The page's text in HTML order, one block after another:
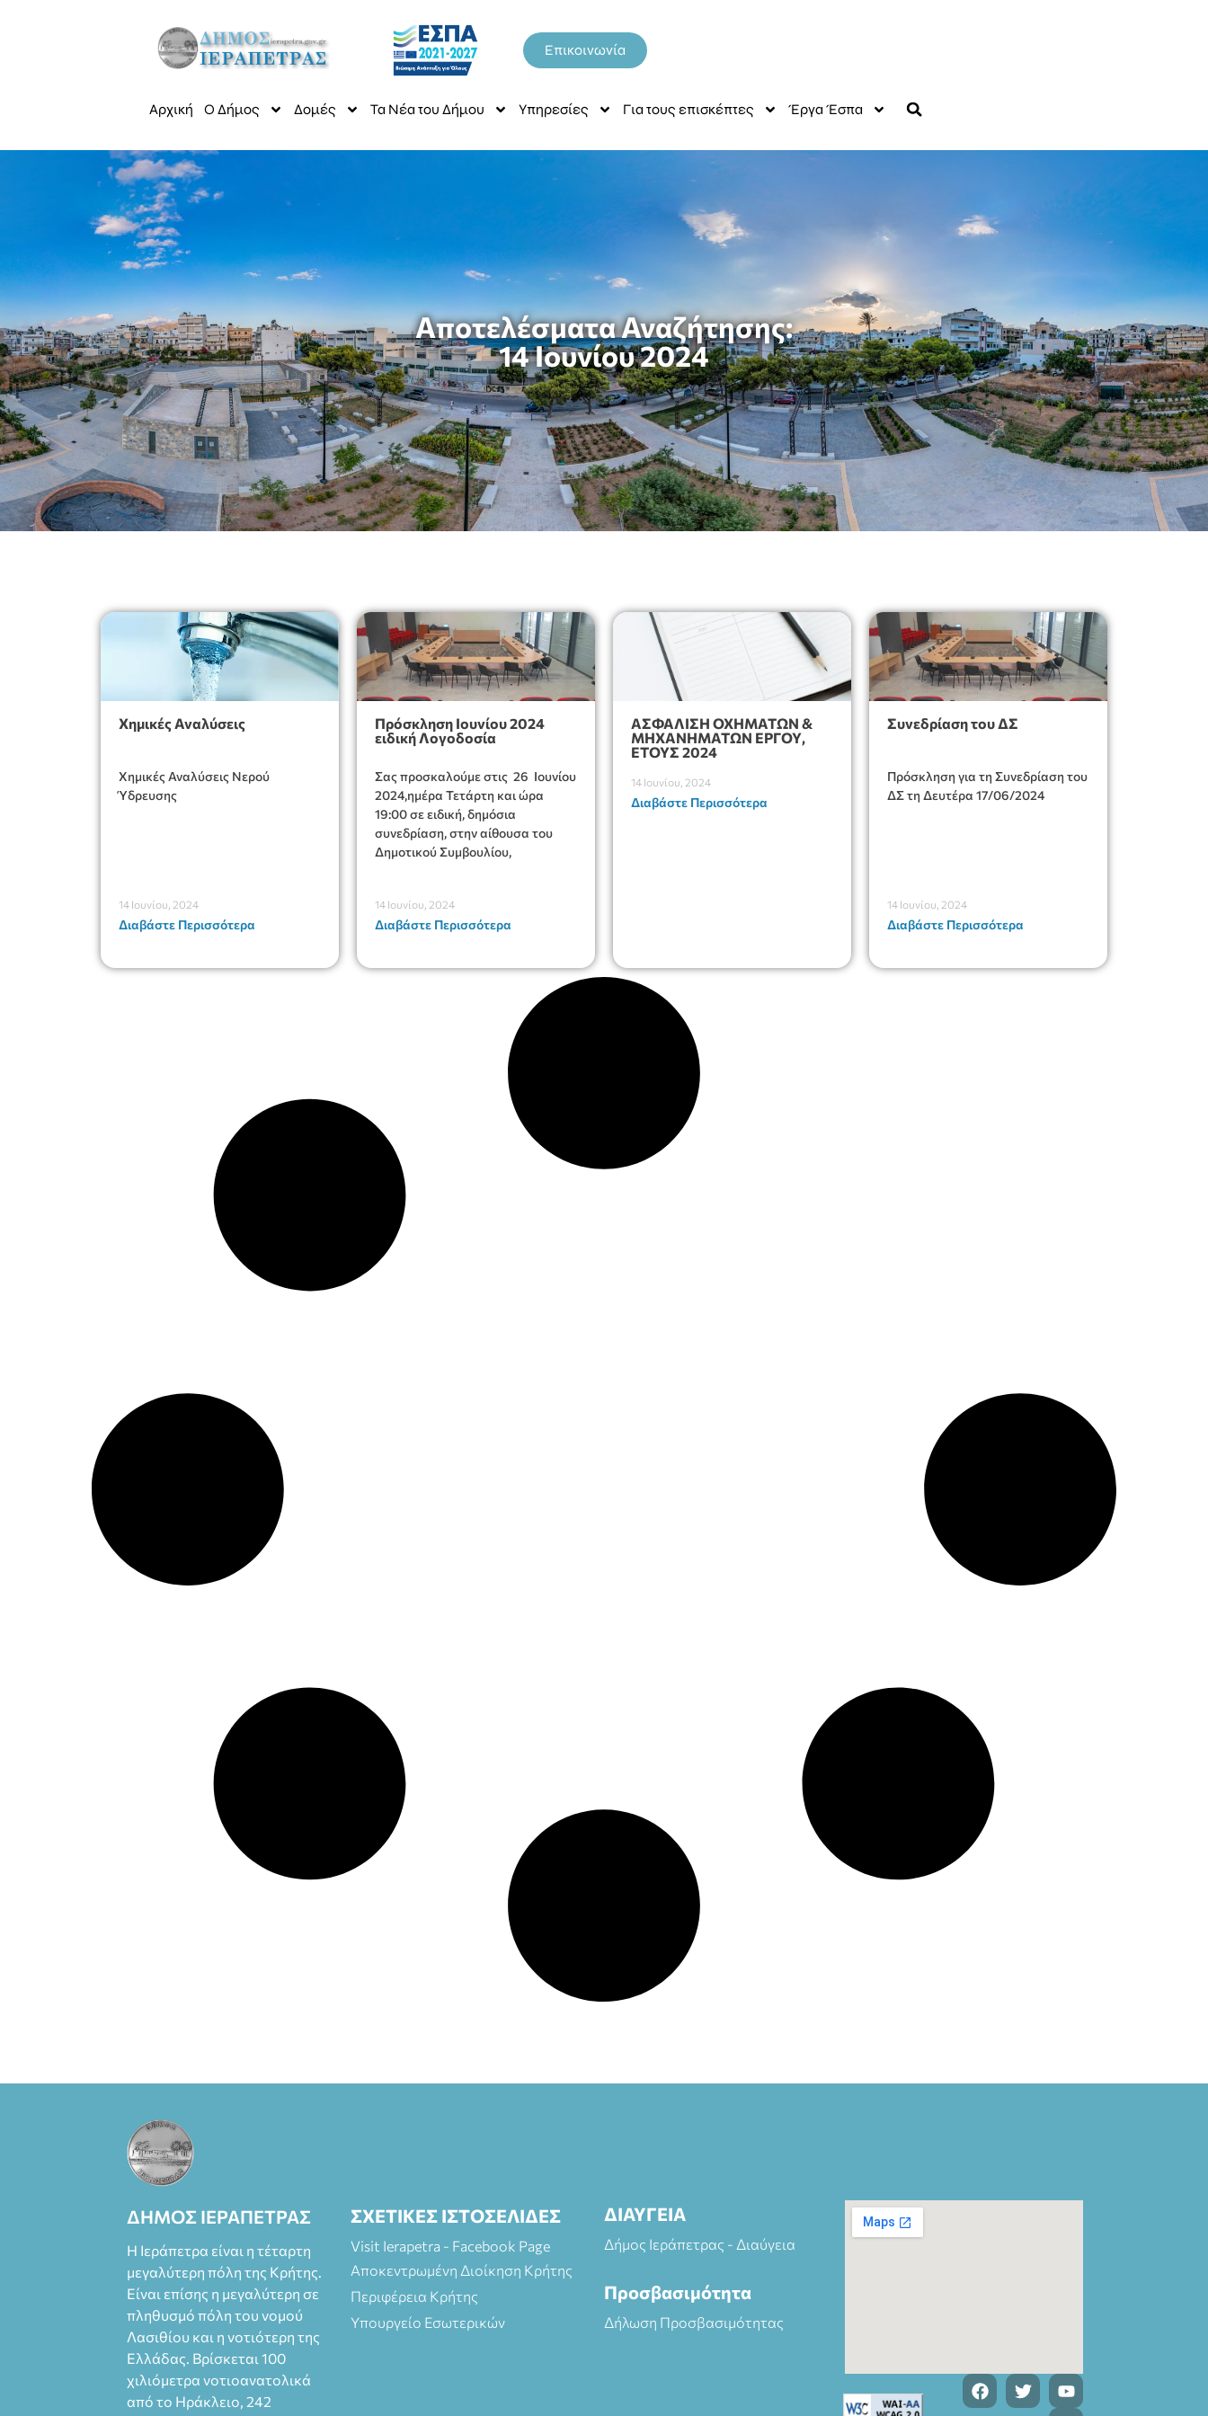
Επικοινωνία
Αρχική Ο Δήμος Δομές Τα Νέα του Δήμου Υπηρεσίες Για τους επισκέπτες Έργα Έσπα
Αποτελέσματα Αναζήτησης:
14 Ιουνίου 2024
Χημικές Αναλύσεις
Χημικές Αναλύσεις Νερού
Ύδρευσης
14 Ιουνίου, 2024
Διαβάστε Περισσότερα
Πρόσκληση Ιουνίου 2024
ειδική Λογοδοσία
Σας προσκαλούμε στις 26 Ιουνίου
2024,ημέρα Τετάρτη και ώρα
19:00 σε ειδική, δημόσια
συνεδρίαση, στην αίθουσα του
Δημοτικού Συμβουλίου,
14 Ιουνίου, 2024
Διαβάστε Περισσότερα
ΑΣΦΑΛΙΣΗ ΟΧΗΜΑΤΩΝ &
ΜΗΧΑΝΗΜΑΤΩΝ ΕΡΓΟΥ,
ΕΤΟΥΣ 2024
14 Ιουνίου, 2024
Διαβάστε Περισσότερα
Συνεδρίαση του ΔΣ
Πρόσκληση για τη Συνεδρίαση του
ΔΣ τη Δευτέρα 17/06/2024
14 Ιουνίου, 2024
Διαβάστε Περισσότερα
ΔΗΜΟΣ ΙΕΡΑΠΕΤΡΑΣ
Η Ιεράπετρα είναι η τέταρτη
μεγαλύτερη πόλη της Κρήτης.
Είναι επίσης η μεγαλύτερη σε
πληθυσμό πόλη του νομού
Λασιθίου και η νοτιότερη της
Ελλάδας. Βρίσκεται 100
χιλιόμετρα νοτιοανατολικά
από το Ηράκλειο, 242
ΣΧΕΤΙΚΕΣ ΙΣΤΟΣΕΛΙΔΕΣ
Visit Ierapetra - Facebook Page
Αποκεντρωμένη Διοίκηση Κρήτης
Περιφέρεια Κρήτης
Υπουργείο Εσωτερικών
ΔΙΑΥΓΕΙΑ
Δήμος Ιεράπετρας - Διαύγεια
Προσβασιμότητα
Δήλωση Προσβασιμότητας